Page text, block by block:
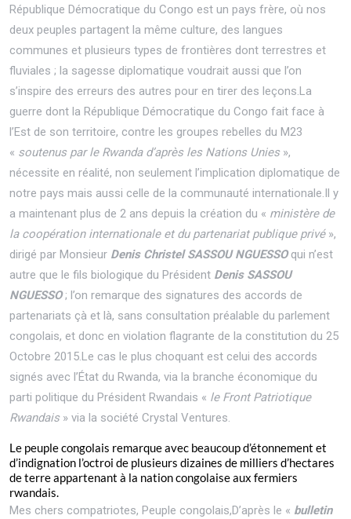
République Démocratique du Congo est un pays frère, où nos
deux peuples partagent la même culture, des langues
communes et plusieurs types de frontières dont terrestres et
fluviales ; la sagesse diplomatique voudrait aussi que l’on
s’inspire des erreurs des autres pour en tirer des leçons.La
guerre dont la République Démocratique du Congo fait face à
l’Est de son territoire, contre les groupes rebelles du M23
« soutenus par le Rwanda d’après les Nations Unies »,
nécessite en réalité, non seulement l’implication diplomatique de
notre pays mais aussi celle de la communauté internationale.Il y
a maintenant plus de 2 ans depuis la création du « ministère de
la coopération internationale et du partenariat publique privé»,
dirigé par Monsieur Denis Christel SASSOU NGUESSOqui n’est
autre que le fils biologique du Président Denis SASSOU
NGUESSO; l’on remarque des signatures des accords de
partenariats çà et là, sans consultation préalable du parlement
congolais, et donc en violation flagrante de la constitution du 25
Octobre 2015.Le cas le plus choquant est celui des accords
signés avec l’État du Rwanda, via la branche économique du
parti politique du Président Rwandais « le Front Patriotique
Rwandais» via la société Crystal Ventures.
Le peuple congolais remarque avec beaucoup d’étonnement et
d’indignation l’octroi de plusieurs dizaines de milliers d’hectares
de terre appartenant à la nation congolaise aux fermiers
rwandais.
Mes chers compatriotes, Peuple congolais,D’après le « bulletin